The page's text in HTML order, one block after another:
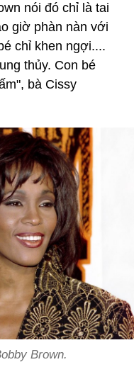
nói đó chỉ là tai
giờ phàn nàn với
chỉ khen ngợi....
thủy. Con bé
bà Cissy
Brown.